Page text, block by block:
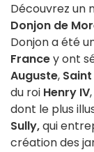
Découvrez un
Donjon de
Donjon a été
Francey ont
Auguste,
du roi Henry IV
dont le plus
Sully,qui
création des